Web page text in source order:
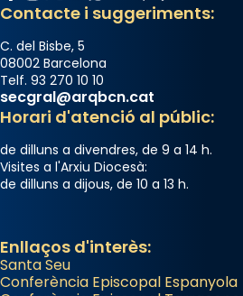
Contacte i suggeriments:
C. del Bisbe, 5
08002 Barcelona
Telf. 93 270 10 10
secgral@arqbcn.cat
Horari d'atenció al públic:
de dilluns a divendres, de 9 a 14 h.
Visites a l'Arxiu Diocesà:
de dilluns a dijous, de 10 a 13 h.
Enllaços d'interès:
Santa Seu
Conferència Episcopal Espanyola